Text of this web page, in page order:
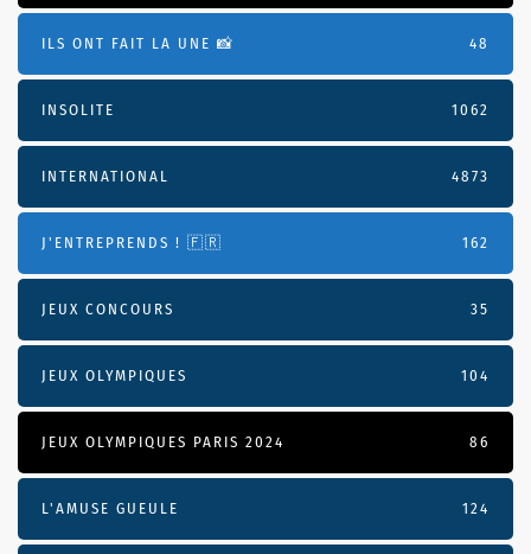
ILS ONT FAIT LA UNE 📸 48
INSOLITE 1062
INTERNATIONAL 4873
J'ENTREPRENDS ! 🇫🇷 162
JEUX CONCOURS 35
JEUX OLYMPIQUES 104
JEUX OLYMPIQUES PARIS 2024 86
L'AMUSE GUEULE 124